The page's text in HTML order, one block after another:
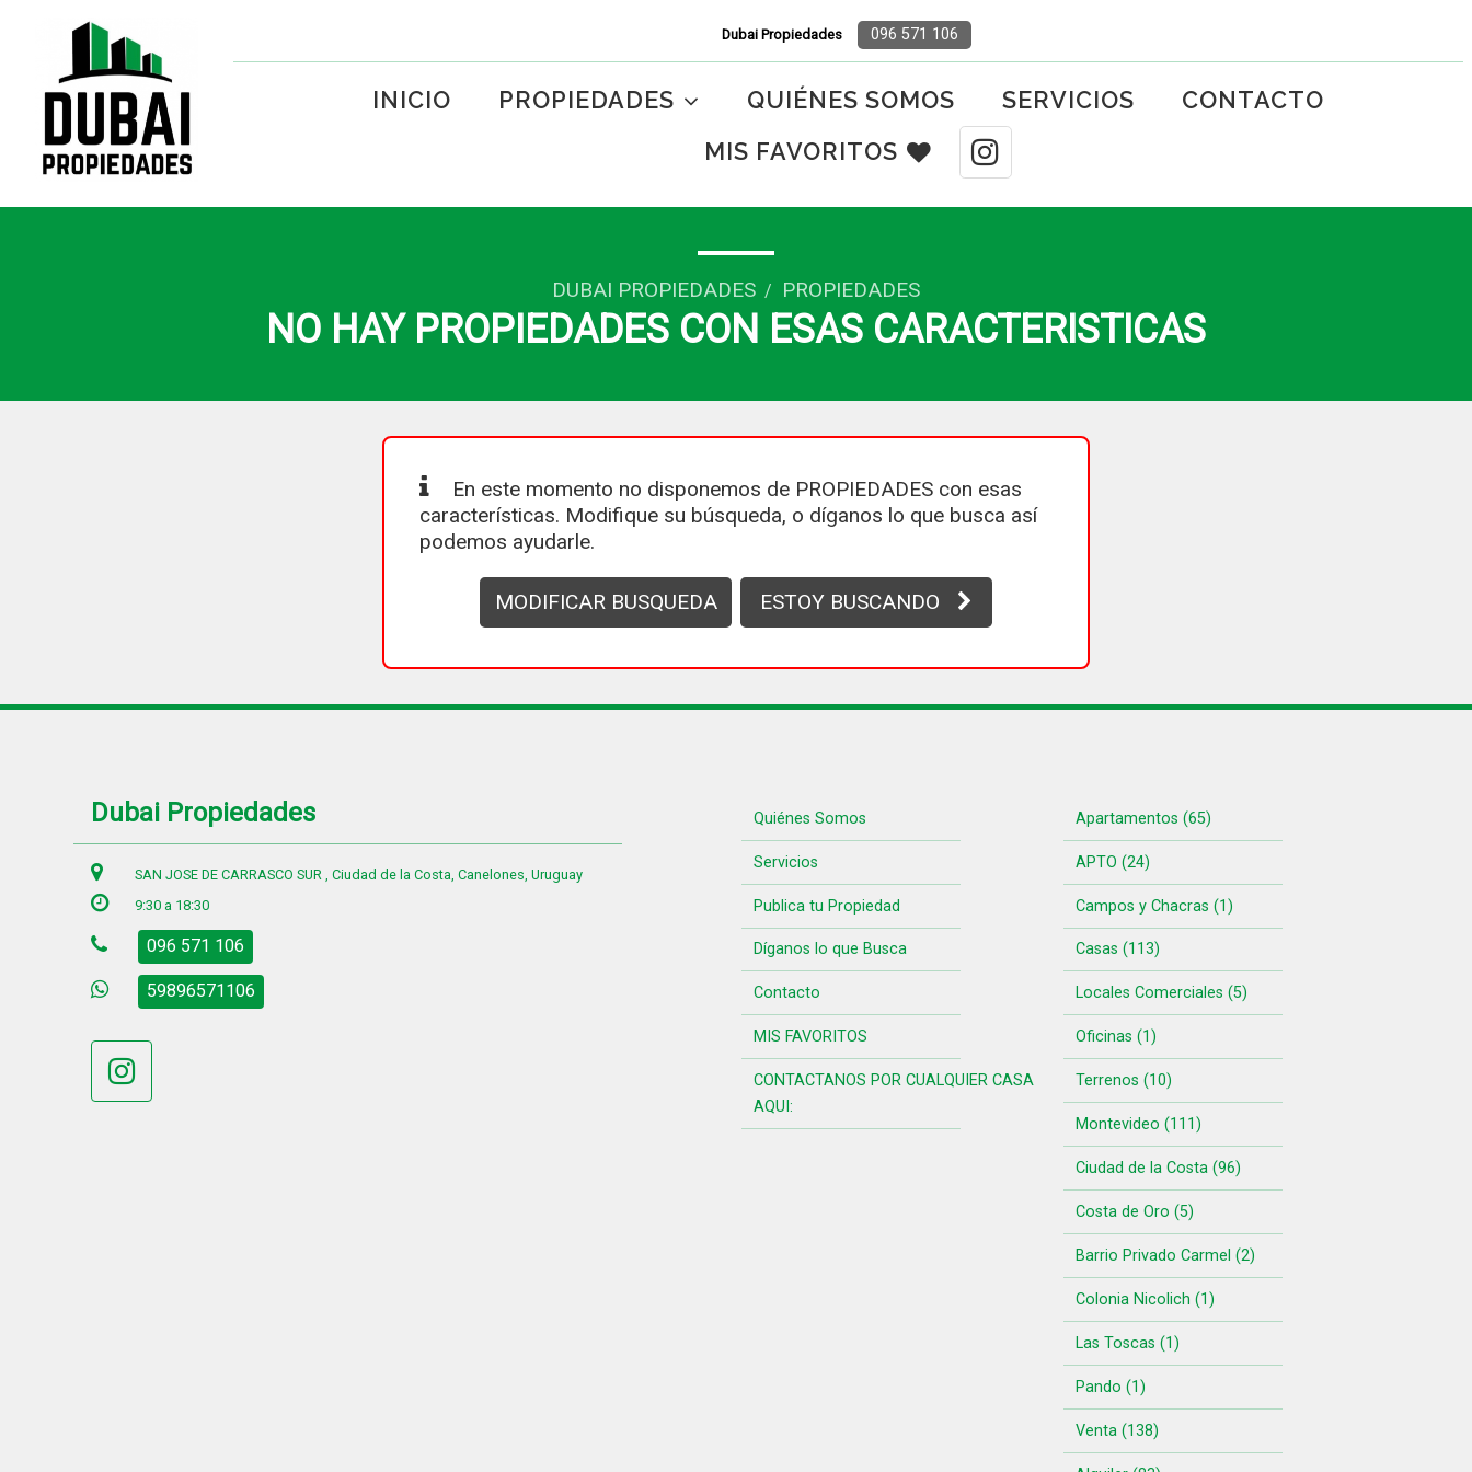
Dubai Propiedades 096 571 106
INICIO PROPIEDADES QUIÉNES SOMOS SERVICIOS
CONTACTO
MIS FAVORITOS
DUBAI PROPIEDADES / PROPIEDADES
NO HAY PROPIEDADES CON ESAS CARACTERISTICAS
En este momento no disponemos de PROPIEDADES con esas
características. Modifique su búsqueda, o díganos lo que busca así
podemos ayudarle.
MODIFICAR BUSQUEDA ESTOY BUSCANDO
Dubai Propiedades
SAN JOSE DE CARRASCO SUR , Ciudad de la Costa, Canelones, Uruguay
9:30 a 18:30
096 571 106
59896571106
Quiénes Somos
Servicios
Publica tu Propiedad
Díganos lo que Busca
Contacto
MIS FAVORITOS
CONTACTANOS POR CUALQUIER CASA
AQUI:
Apartamentos (65)
APTO (24)
Campos y Chacras (1)
Casas (113)
Locales Comerciales (5)
Oficinas (1)
Terrenos (10)
Montevideo (111)
Ciudad de la Costa (96)
Costa de Oro (5)
Barrio Privado Carmel (2)
Colonia Nicolich (1)
Las Toscas (1)
Pando (1)
Venta (138)